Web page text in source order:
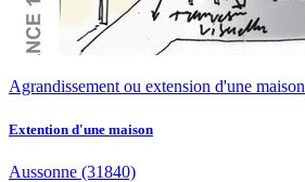
Agrandissement ou extension d'une maison
Extention d'une maison
Aussonne (31840)